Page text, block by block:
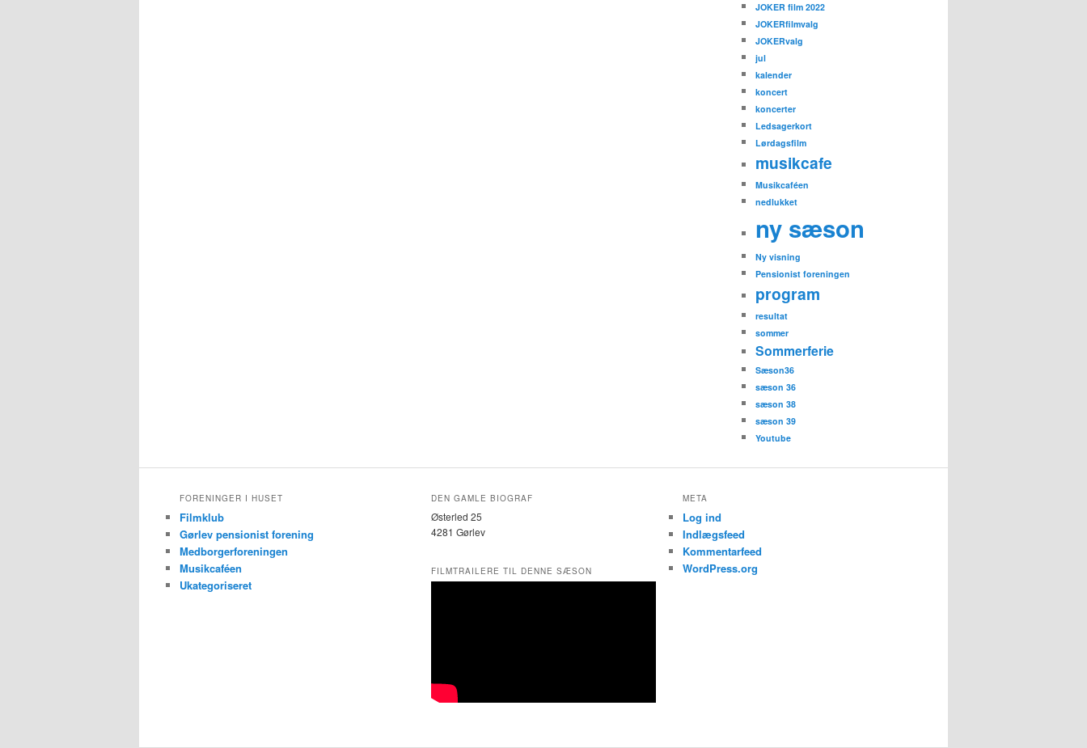
JOKER film 2022
JOKERfilmvalg
JOKERvalg
jul
kalender
koncert
koncerter
Ledsagerkort
Lørdagsfilm
musikcafe
Musikcaféen
nedlukket
ny sæson
Ny visning
Pensionist foreningen
program
resultat
sommer
Sommerferie
Sæson36
sæson 36
sæson 38
sæson 39
Youtube
FORENINGER I HUSET
Filmklub
Gørlev pensionist forening
Medborgerforeningen
Musikcaféen
Ukategoriseret
DEN GAMLE BIOGRAF
Østerled 25
4281 Gørlev
FILMTRAILERE TIL DENNE SÆSON
META
Log ind
Indlægsfeed
Kommentarfeed
WordPress.org